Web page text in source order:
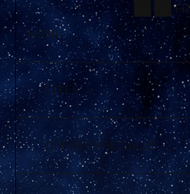
FR
MENU
GÎTES
OFFRES SPÉCIALES